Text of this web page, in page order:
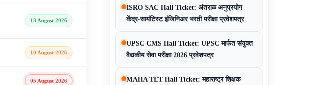
13 August 2026
10 August 2026
05 August 2026
ISRO SAC Hall Ticket: अंतराळ अनुप्रयोग
केंद्र-सायंटिस्ट इंजिनिअर भरती परीक्षा प्रवेशपत्र
UPSC CMS Hall Ticket: UPSC मार्फत संयुक्त
वैद्यकीय सेवा परीक्षा 2026 प्रवेशपत्र
MAHA TET Hall Ticket: महाराष्ट्र शिक्षक